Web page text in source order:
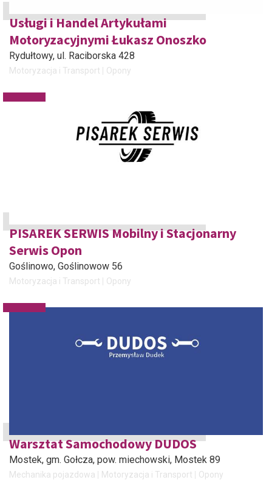
Usługi i Handel Artykułami
Motoryzacyjnymi Łukasz Onoszko
Rydułtowy, ul. Raciborska 428
Motoryzacja i Transport Opony
PISAREK SERWIS Mobilny i Stacjonarny
Serwis Opon
Goślinowo, Goślinowow 56
Motoryzacja i Transport Opony
Warsztat Samochodowy DUDOS
Mostek, gm. Gołcza, pow. miechowski, Mostek 89
Mechanika pojazdowa Motoryzacja i Transport Opony